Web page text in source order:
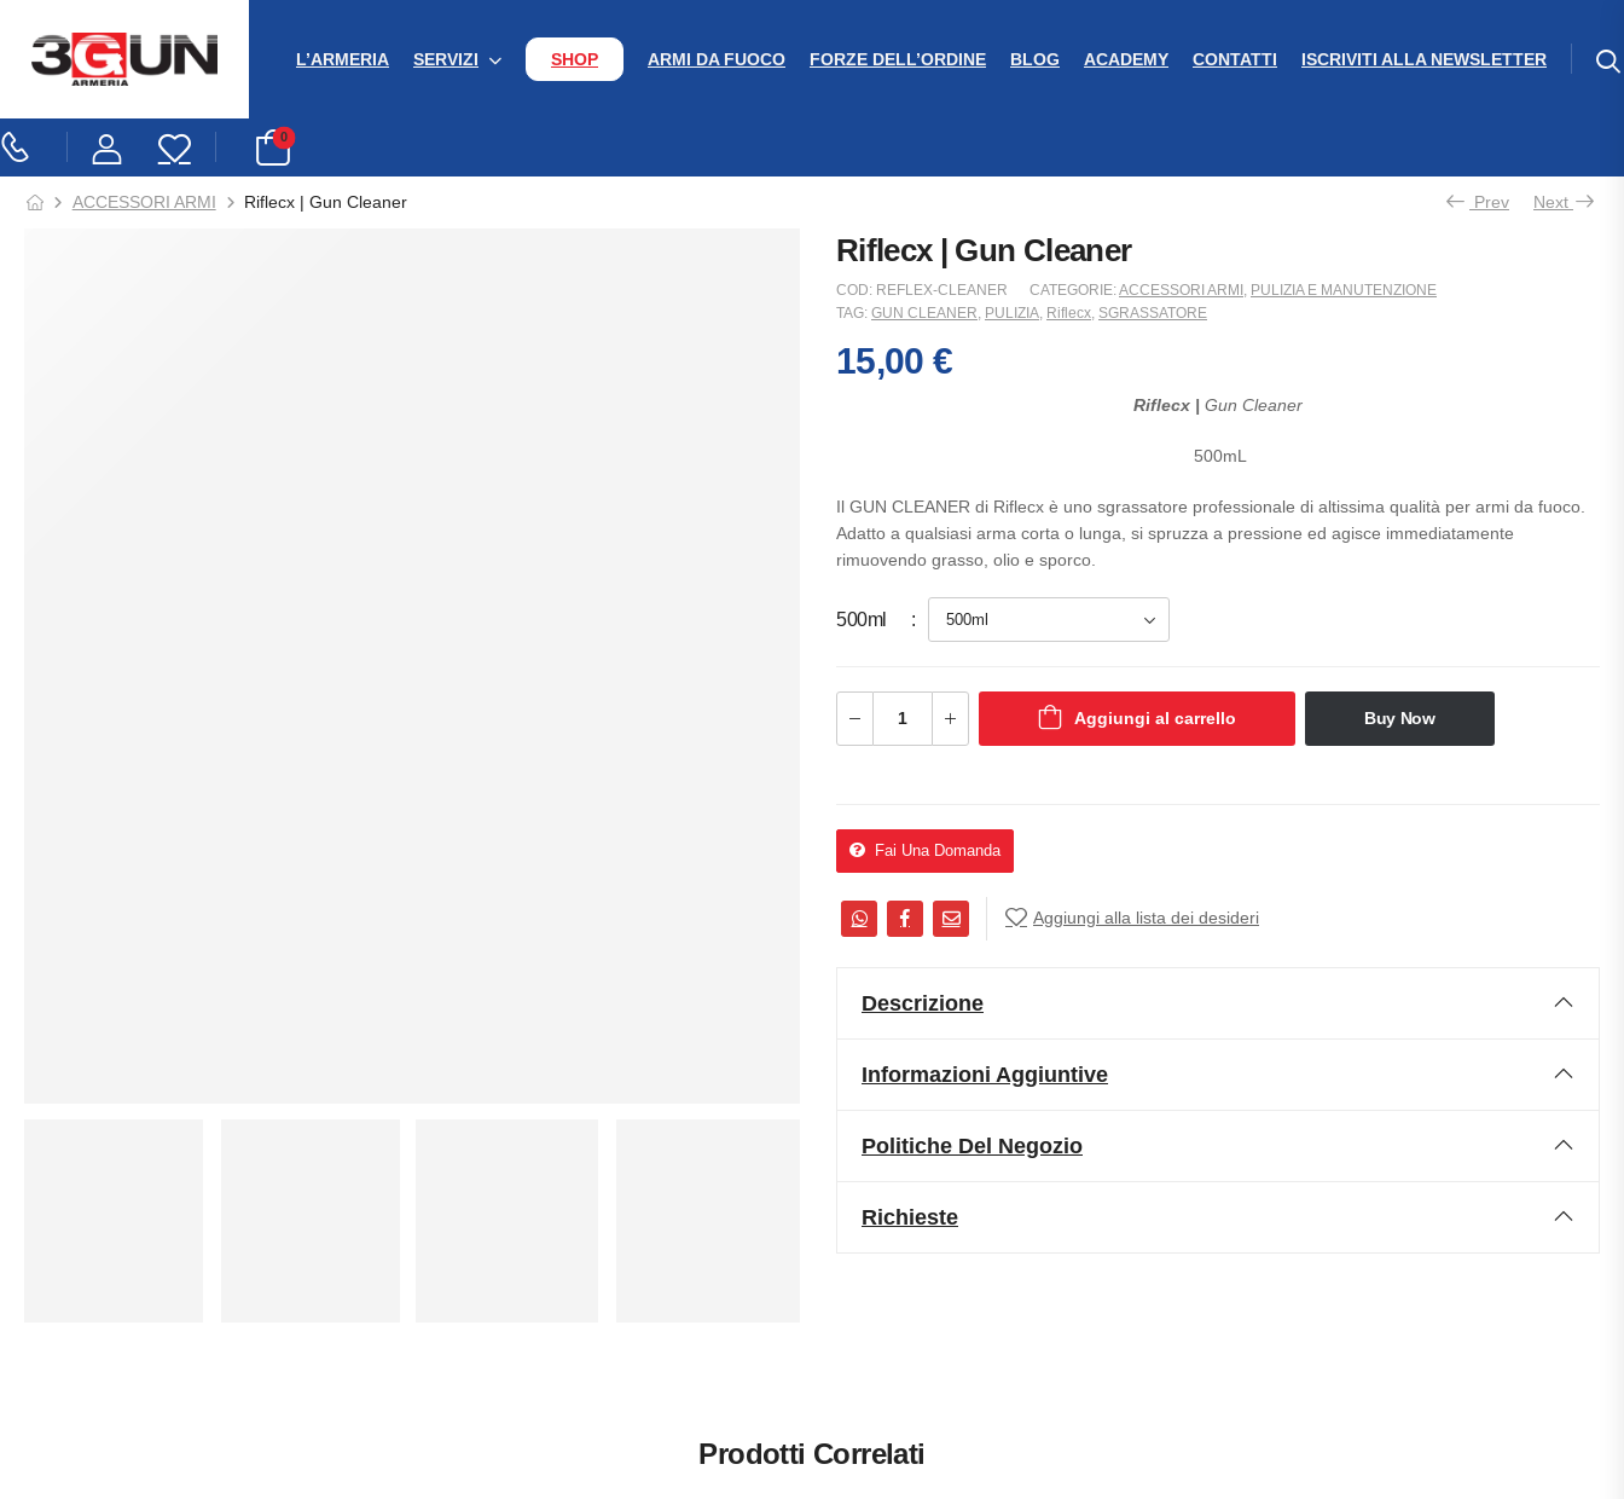
L’ARMERIA SERVIZI SHOP ARMI DA FUOCO FORZE DELL’ORDINE BLOG ACADEMY CONTATTI ISCRIVITI ALLA NEWSLETTER
0
ACCESSORI ARMI Riflecx | Gun Cleaner Prev Next
Riflecx | Gun Cleaner
COD: REFLEX-CLEANER CATEGORIE:ACCESSORI ARMI PULIZIA E MANUTENZIONE
TAG: GUN CLEANER PULIZIA Riflecx SGRASSATORE
15,00 €
Riflecx | Gun Cleaner
500mL
Il GUN CLEANER di Riflecx è uno sgrassatore professionale di altissima qualità per armi da fuoco.
Adatto a qualsiasi arma corta o lunga, si spruzza a pressione ed agisce immediatamente
rimuovendo grasso, olio e sporco.
500ml
Aggiungi al carrello Buy Now
Fai Una Domanda
Aggiungi alla lista dei desideri
Descrizione
Informazioni Aggiuntive
Politiche Del Negozio
Richieste
Prodotti Correlati